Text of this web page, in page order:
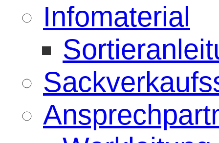
Infomaterial